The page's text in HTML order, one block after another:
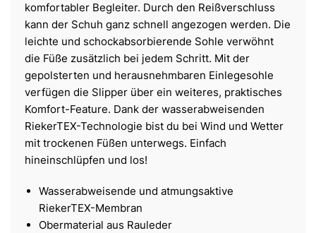
komfortabler Begleiter. Durch den Reißverschluss
kann der Schuh ganz schnell angezogen werden. Die
leichte und schockabsorbierende Sohle verwöhnt
die Füße zusätzlich bei jedem Schritt. Mit der
gepolsterten und herausnehmbaren Einlegesohle
verfügen die Slipper über ein weiteres, praktisches
Komfort-Feature. Dank der wasserabweisenden
RiekerTEX-Technologie bist du bei Wind und Wetter
mit trockenen Füßen unterwegs. Einfach
hineinschlüpfen und los!
Wasserabweisende und atmungsaktive
RiekerTEX-Membran
Obermaterial aus Rauleder